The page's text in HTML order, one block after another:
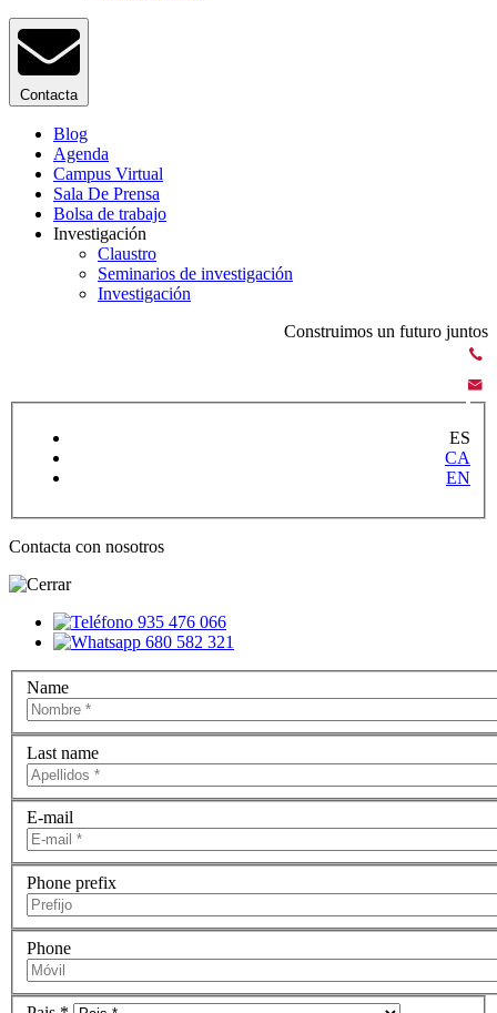
Contacta
Blog
Agenda
Campus Virtual
Sala De Prensa
Bolsa de trabajo
Investigación
Claustro
Seminarios de investigación
Investigación
Construimos un futuro juntos
ES
CA
EN
Contacta con nosotros
935 476 066
680 582 321
Name
Last name
E-mail
Phone prefix
Phone